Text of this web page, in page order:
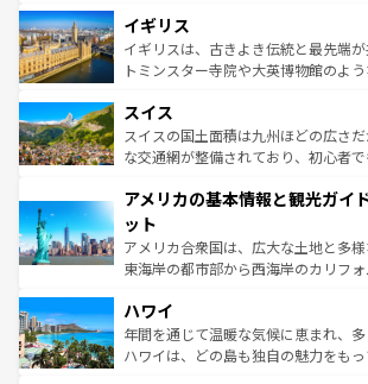
香り高いラベンダー畑など、多彩な楽
らに、パリ以外の地域にも魅力が溢
も豊かな歴史と文化が息づいている。
を参照してほしい。
顔を持つこの国は、どこを歩いても飽
ルリンの文化的活気、バイエルン州
してライン川沿いのワイン畑といっ
は、お酒好きな人にはぜひ体験してほしい。 なお
ドイツ情報はコンテンツ一覧を参照
イギリス
イギリスは、古きよき伝統と最先端
トミンスター寺院や大英博物館のよ
リアごとに異なる魅力がある。また、
ティー、ビール好きにはたまらない
戦など、本場だからこそできる体験
ンツ一覧を参照してほしい。
スイス
スイスの国土面積は九州ほどの広さ
な交通網が整備されており、初心者
の建物がそのまま残る町や、スイスな
博物館もあり、アルプス観光だけでな
ことができる。国民の所得が高いため
者向けの交通パス提供のサービスも
着のスイス情報は
アメリカの基本情報と観光ガイ
ット
アメリカ合衆国は、広大な土地と多様
東海岸の都市部から西海岸のカリフ
のような巨大都市は、観光、ショッピ
ンメントが詰まった刺激的なスポッ
西部には大自然が広がり、グランド
ハワイ
年間を通じて温暖な気候に恵まれ、
ハワイは、どの島も独自の魅力をも